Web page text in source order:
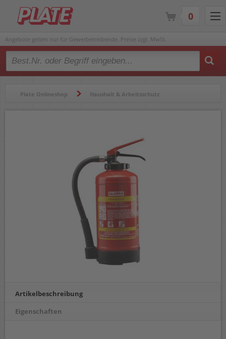
Angebote gelten nur für Gewerbetreibende. Preise zzgl. MwSt.
Type 2 or more characters for results.
Plate Onlineshop Haushalt & Arbeitsschutz
Artikelbeschreibung
Eigenschaften
0